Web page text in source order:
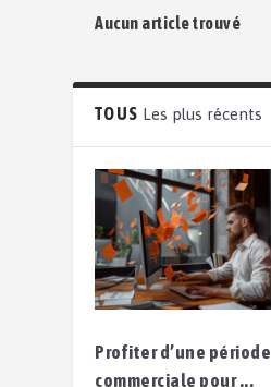
Aucun article trouvé
TOUS Les plus récents
Profiter d’une période
commerciale pour ...